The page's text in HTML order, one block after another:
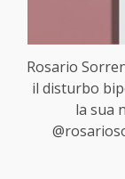
Rosario
il disturbo
la sua